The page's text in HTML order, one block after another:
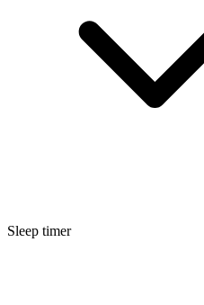
Sleep timer